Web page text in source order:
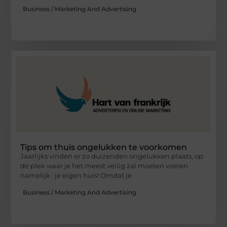
Business / Marketing And Advertising
Tips om thuis ongelukken te voorkomen
Jaarlijks vinden er zo duizenden ongelukken plaats, op
de plek waar je het meest veilig zal moeten voelen
namelijk : je eigen huis! Omdat je
Business / Marketing And Advertising